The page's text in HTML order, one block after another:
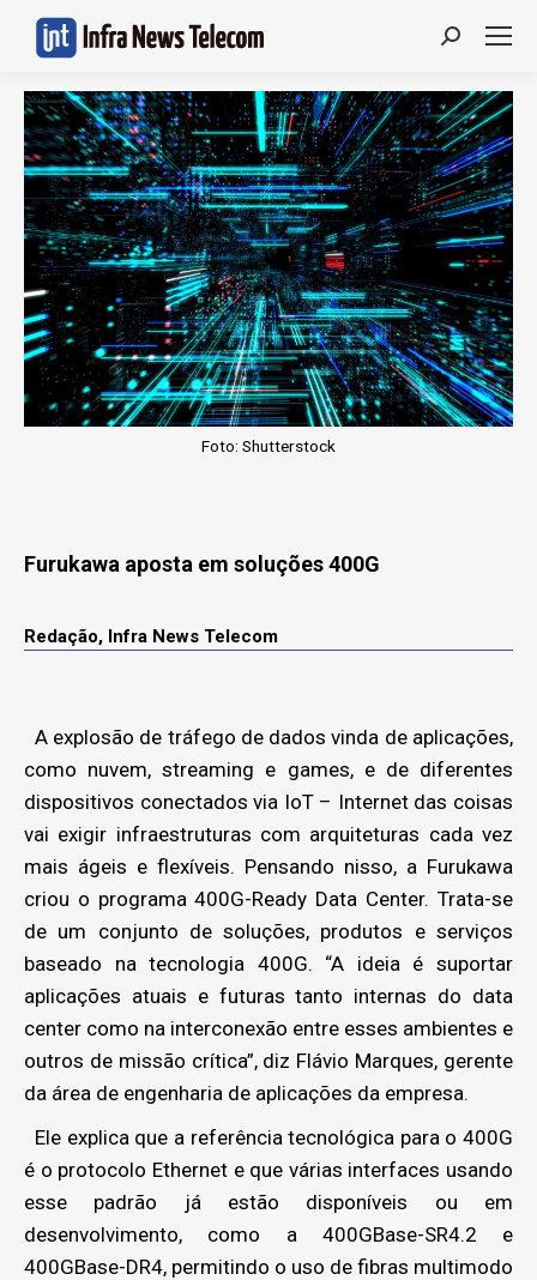
Search:
Foto: Shutterstock
Furukawa aposta em soluções 400G
Redação, Infra News Telecom
A explosão de tráfego de dados vinda de aplicações,
como nuvem, streaming e games, e de diferentes
dispositivos conectados via IoT – Internet das coisas
vai exigir infraestruturas com arquiteturas cada vez
mais ágeis e flexíveis. Pensando nisso, a Furukawa
criou o programa 400G-Ready Data Center. Trata-se
de um conjunto de soluções, produtos e serviços
baseado na tecnologia 400G. “A ideia é suportar
aplicações atuais e futuras tanto internas do data
center como na interconexão entre esses ambientes e
outros de missão crítica”, diz Flávio Marques, gerente
da área de engenharia de aplicações da empresa.
Ele explica que a referência tecnológica para o 400G
é o protocolo Ethernet e que várias interfaces usando
esse padrão já estão disponíveis ou em
desenvolvimento, como a 400GBase-SR4.2 e
400GBase-DR4, permitindo o uso de fibras multimodo